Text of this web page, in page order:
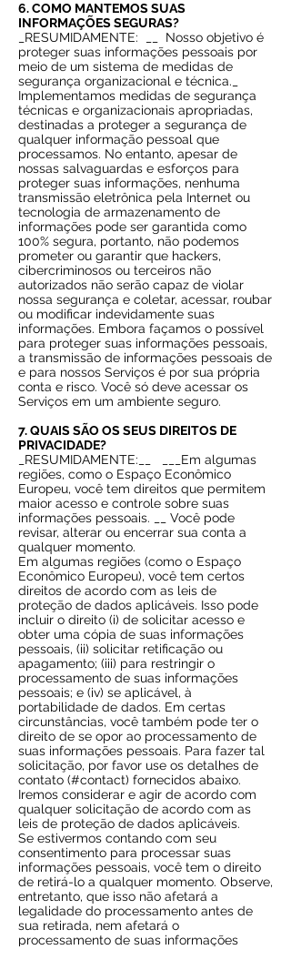
6. COMO MANTEMOS SUAS
INFORMAÇÕES SEGURAS?
_RESUMIDAMENTE:
Nosso objetivo é
proteger suas informações pessoais por
meio de um sistema de medidas de
segurança organizacional e técnica._
Implementamos medidas de segurança
técnicas e organizacionais apropriadas,
destinadas a proteger a segurança de
qualquer informação pessoal que
processamos. No entanto, apesar de
nossas salvaguardas e esforços para
proteger suas informações, nenhuma
transmissão eletrônica pela Internet ou
tecnologia de armazenamento de
informações pode ser garantida como
100% segura, portanto, não podemos
prometer ou garantir que hackers,
cibercriminosos ou terceiros não
autorizados não serão capaz de violar
nossa segurança e coletar, acessar, roubar
ou modificar indevidamente suas
informações. Embora façamos o possível
para proteger suas informações pessoais,
a transmissão de informações pessoais de
e para nossos Serviços é por sua própria
conta e risco. Você só deve acessar os
Serviços em um ambiente seguro.
7. QUAIS SÃO OS SEUS DIREITOS DE
PRIVACIDADE?
_RESUMIDAMENTE:__
___Em algumas
regiões, como o Espaço Econômico
Europeu, você tem direitos que permitem
maior acesso e controle sobre suas
informações pessoais. __ Você pode
revisar, alterar ou encerrar sua conta a
qualquer momento.
Em algumas regiões (como o Espaço
Econômico Europeu), você tem certos
direitos de acordo com as leis de
proteção de dados aplicáveis. Isso pode
incluir o direito (i) de solicitar acesso e
obter uma cópia de suas informações
pessoais, (ii) solicitar retificação ou
apagamento; (iii) para restringir o
processamento de suas informações
pessoais; e (iv) se aplicável, à
portabilidade de dados. Em certas
circunstâncias, você também pode ter o
direito de se opor ao processamento de
suas informações pessoais. Para fazer tal
solicitação, por favor use os detalhes de
contato (#contact) fornecidos abaixo.
Iremos considerar e agir de acordo com
qualquer solicitação de acordo com as
leis de proteção de dados aplicáveis.
Se estivermos contando com seu
consentimento para processar suas
informações pessoais, você tem o direito
de retirá-lo a qualquer momento. Observe,
entretanto, que isso não afetará a
legalidade do processamento antes de
sua retirada, nem afetará o
processamento de suas informações